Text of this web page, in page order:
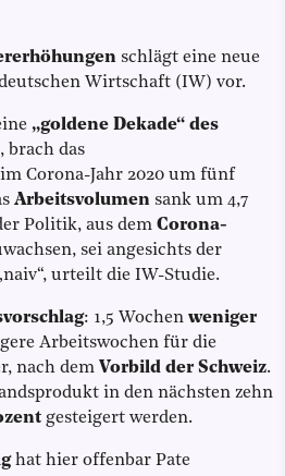
schlägt eine neue
Wirtschaft (IW) vor.
„goldene Dekade“ des
brach das
im Corona-Jahr 2020 um fünf
Arbeitsvolumen sank um 4,7
Politik, aus dem Corona-
sei angesichts der
urteilt die IW-Studie.
: 1,5 Wochen weniger
Arbeitswochen für die
nach dem Vorbild der Schweiz.
in den nächsten zehn
gesteigert werden.
hat hier offenbar Pate